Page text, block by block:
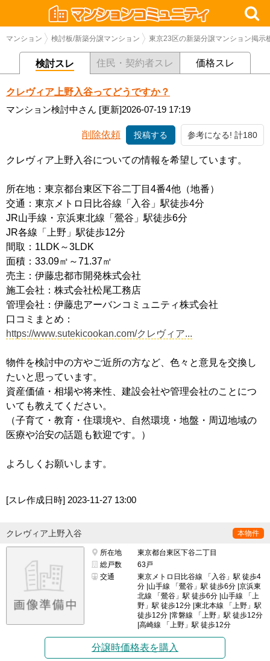
マンション 検討板/新築分譲マンション 東京23区の新築分譲マンション掲示
検討スレ 住民・契約者スレ 価格スレ
クレヴィア上野入谷ってどうですか？
マンション検討中さん [更新]2026-07-19 17:19
削除依頼 投稿する 参考になる! 計180
クレヴィア上野入谷についての情報を希望しています。
所在地：東京都台東区下谷二丁目4番4他（地番）
交通：東京メトロ日比谷線「入谷」駅徒歩4分
JR山手線・京浜東北線「鶯谷」駅徒歩6分
JR各線「上野」駅徒歩12分
間取：1LDK～3LDK
面積：33.09㎡～71.37㎡
売主：伊藤忠都市開発株式会社
施工会社：株式会社松尾工務店
管理会社：伊藤忠アーバンコミュニティ株式会社
口コミまとめ：
https://www.sutekicookan.com/クレヴィア...
物件を検討中の方やご近所の方など、色々と意見を交換し
たいと思っています。
資産価値・相場や将来性、建設会社や管理会社のことにつ
いても教えてください。
（子育て・教育・住環境や、自然環境・地盤・周辺地域の
医療や治安の話題も歓迎です。）
よろしくお願いします。
[スレ作成日時] 2023-11-27 13:00
クレヴィア上野入谷 本物件
所在地
東京都台東区下谷二丁目
総戸数
63戸
交通
東京メトロ日比谷線 「入谷」駅 徒歩4
分 |山手線 「鶯谷」駅 徒歩6分 |京浜東
北線 「鶯谷」駅 徒歩6分 |山手線 「上
野」駅 徒歩12分 |東北本線 「上野」駅
徒歩12分 |常磐線 「上野」駅 徒歩12分
|高崎線 「上野」駅 徒歩12分
分譲時価格表を購入